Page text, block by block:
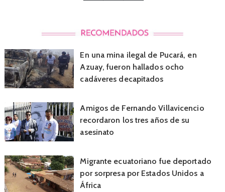
En una mina ilegal de Pucará, en
Azuay, fueron hallados ocho
cadáveres decapitados
Amigos de Fernando Villavicencio
recordaron los tres años de su
asesinato
Migrante ecuatoriano fue deportado
por sorpresa por Estados Unidos a
África